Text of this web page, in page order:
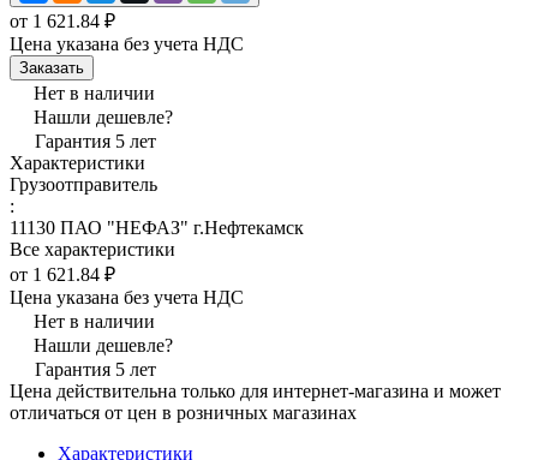
от 1 621.84 ₽
Цена указана без учета НДС
Заказать
Нет в наличии
Нашли дешевле?
Гарантия 5 лет
Характеристики
Грузоотправитель
:
11130 ПАО "НЕФАЗ" г.Нефтекамск
Все характеристики
от 1 621.84 ₽
Цена указана без учета НДС
Нет в наличии
Нашли дешевле?
Гарантия 5 лет
Цена действительна только для интернет-магазина и может
отличаться от цен в розничных магазинах
Характеристики